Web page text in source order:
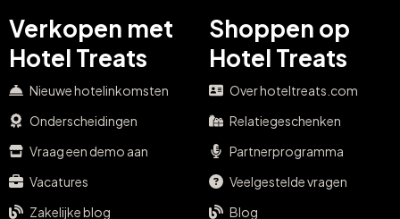
Verkopen met
Hotel Treats
Nieuwe hotelinkomsten
Onderscheidingen
Vraag een demo aan
Vacatures
Zakelijke blog
Shoppen op
Hotel Treats
Over hoteltreats.com
Relatiegeschenken
Partnerprogramma
Veelgestelde vragen
Blog